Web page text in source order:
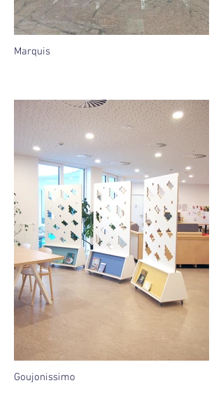
Marquis
Goujonissimo